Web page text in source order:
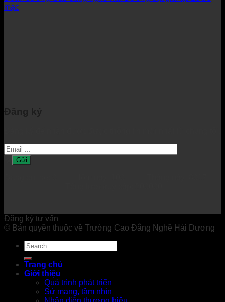
mạc
Đăng ký
Đăng ký tư vấn
© Bản quyền thuộc về Trường Cao Đẳng Nghề Hải Dương
Trang chủ
Giới thiệu
Quá trình phát triển
Sứ mạng, tầm nhìn